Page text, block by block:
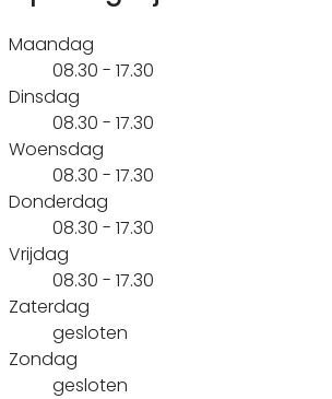
Maandag
08.30 - 17.30
Dinsdag
08.30 - 17.30
Woensdag
08.30 - 17.30
Donderdag
08.30 - 17.30
Vrijdag
08.30 - 17.30
Zaterdag
gesloten
Zondag
gesloten